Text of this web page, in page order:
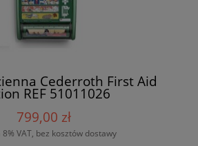
Cederroth First Aid
REF 51011026
799,00 zł
VAT, bez kosztów dostawy